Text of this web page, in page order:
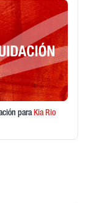
paraKiaRio